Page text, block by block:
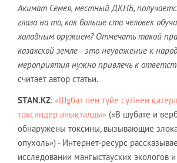
Акимат Семея, местный ДКНБ,
глаза на то, как больше ста человек
холодным оружием? Отмечать такой
казахской земле - это неуважение к
мероприятия нужно привлечь к
считает автор статьи.
STAN.KZ: «Шұбат пен түйе сүтінен
токсиндер анықталды» («В шубате и
обнаружены токсины, вызывающие
опухоль») - Интернет-ресурс
исследовании мангыстауских экологов